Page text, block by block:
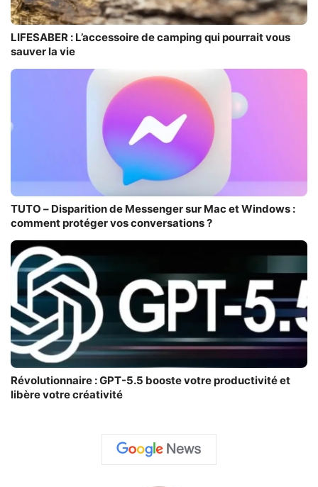
LIFESABER : L’accessoire de camping qui pourrait vous
sauver la vie
TUTO – Disparition de Messenger sur Mac et Windows :
comment protéger vos conversations ?
Révolutionnaire : GPT-5.5 booste votre productivité et
libère votre créativité